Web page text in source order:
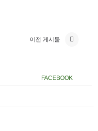
이전 게시물
FACEBOOK